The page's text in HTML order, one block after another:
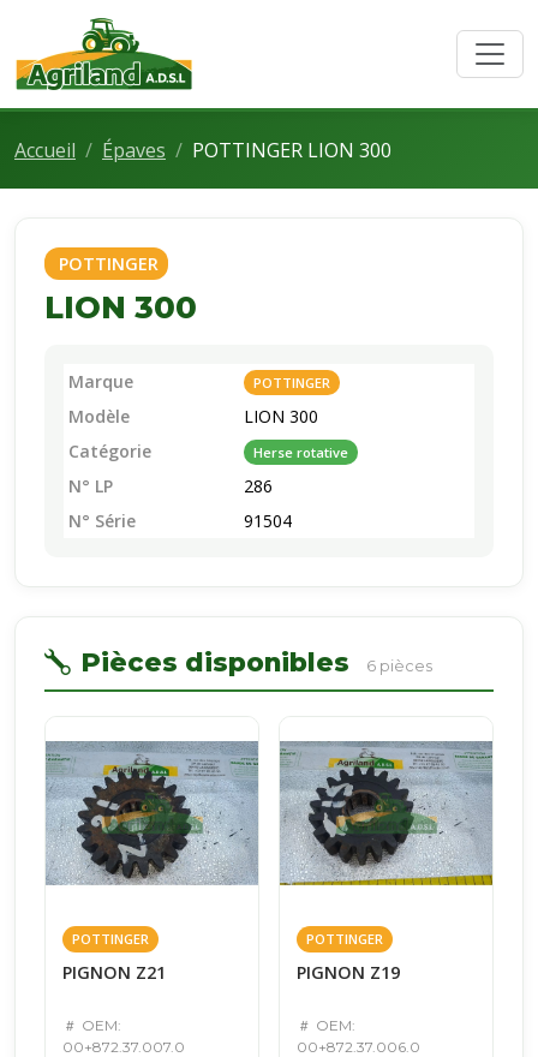
Accueil Épaves POTTINGER LION 300
POTTINGER
LION 300
Marque POTTINGER
Modèle
LION 300
Catégorie
Herse rotative
N° LP
286
N° Série
91504
Pièces disponibles 6 pièces
POTTINGER
PIGNON Z21
OEM:
00+872.37.007.0
POTTINGER
PIGNON Z19
OEM:
00+872.37.006.0